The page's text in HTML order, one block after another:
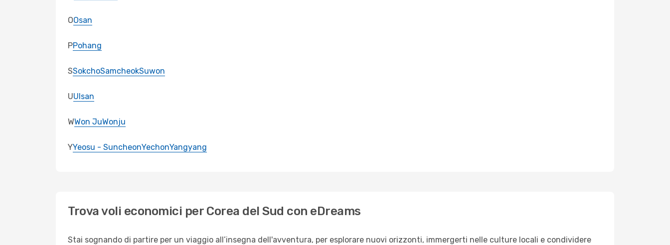
OOsan
PPohang
SSokchoSamcheokSuwon
UUlsan
WWon JuWonju
YYeosu - SuncheonYechonYangyang
Trova voli economici per Corea del Sud con eDreams
Stai sognando di partire per un viaggio all’insegna dell'avventura, per esplorare nuovi orizzonti, immergerti nelle culture locali e condividere